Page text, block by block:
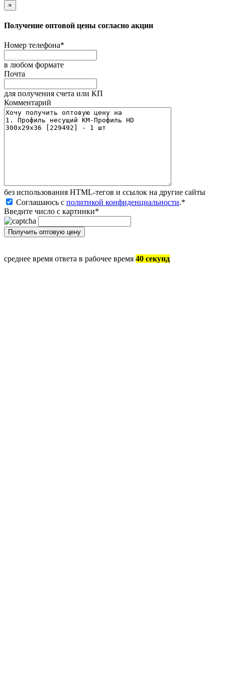
×
Получение оптовой цены согласно акции
Номер телефона*
в любом формате
Почта
для получения счета или КП
Комментарий
без иcпользования HTML-тегов и ссылок на другие сайты
Соглашаюсь с политикой конфиденциальности.*
Введите число с картинки*
среднее время ответа в рабочее время 40 секунд